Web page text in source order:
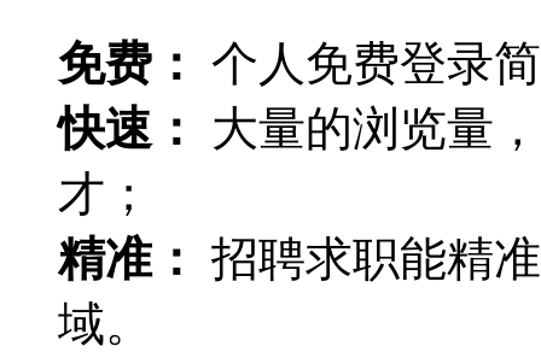
免费： 个人免费登录
快速：
大量的浏览量
才；
精准： 招聘求职能精
域。